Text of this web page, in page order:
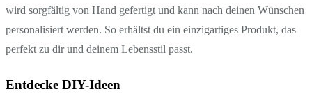
wird sorgfältig von Hand gefertigt und kann nach deinen Wünschen
personalisiert werden. So erhältst du ein einzigartiges Produkt, das
perfekt zu dir und deinem Lebensstil passt.
Entdecke DIY-Ideen